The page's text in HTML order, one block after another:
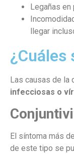
Legañas en
llegar
¿Cuáles
Las causas de la
infecciosas o
El síntoma más
de este tipo se